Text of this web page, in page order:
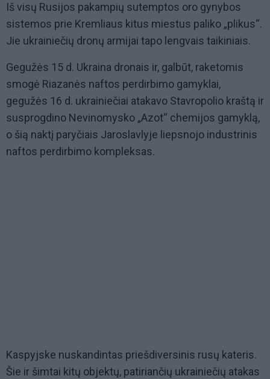
Iš visų Rusijos pakampių sutemptos oro gynybos
sistemos prie Kremliaus kitus miestus paliko „plikus“.
Jie ukrainiečių dronų armijai tapo lengvais taikiniais.
Gegužės 15 d. Ukraina dronais ir, galbūt, raketomis
smogė Riazanės naftos perdirbimo gamyklai,
gegužės 16 d. ukrainiečiai atakavo Stavropolio kraštą ir
susprogdino Nevinomysko „Azot“ chemijos gamyklą,
o šią naktį paryčiais Jaroslavlyje liepsnojo industrinis
naftos perdirbimo kompleksas.
Kaspyjske nuskandintas priešdiversinis rusų kateris.
Šie ir šimtai kitų objektų, patiriančių ukrainiečių atakas